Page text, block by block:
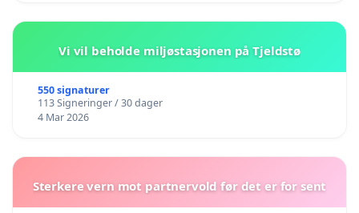
Vi vil beholde miljøstasjonen på Tjeldstø
550 signaturer
113 Signeringer / 30 dager
4 Mar 2026
Sterkere vern mot partnervold før det er for sent